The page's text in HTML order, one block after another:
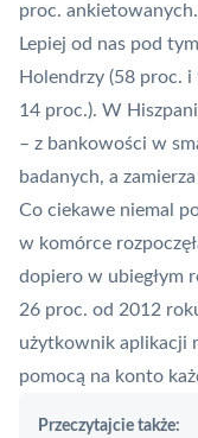
proc. ankietowanych.
Lepiej od nas pod
Holendrzy (58 proc.
14 proc.). W
– z bankowości w
badanych, a
Co ciekawe niemal
w komórce
dopiero w ubiegłym
26 proc. od 2012
użytkownik aplikacji
pomocą na konto
Przeczytajcie także: